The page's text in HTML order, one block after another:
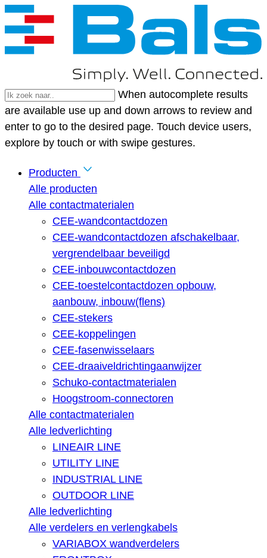
When autocomplete results
are available use up and down arrows to review and
enter to go to the desired page. Touch device users,
explore by touch or with swipe gestures.
Producten
Alle producten
Alle contactmaterialen
CEE-wandcontactdozen
CEE-wandcontactdozen afschakelbaar,
vergrendelbaar beveiligd
CEE-inbouwcontactdozen
CEE-toestelcontactdozen opbouw,
aanbouw, inbouw(flens)
CEE-stekers
CEE-koppelingen
CEE-fasenwisselaars
CEE-draaiveldrichtingaanwijzer
Schuko-contactmaterialen
Hoogstroom-connectoren
Alle contactmaterialen
Alle ledverlichting
LINEAIR LINE
UTILITY LINE
INDUSTRIAL LINE
OUTDOOR LINE
Alle ledverlichting
Alle verdelers en verlengkabels
VARIABOX wandverdelers